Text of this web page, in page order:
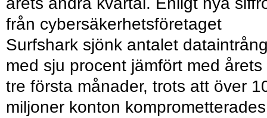
från cybersäkerhetsföretaget
Surfshark sjönk antalet
med sju procent jämfört med årets
tre första månader, trots att över
miljoner konton komprometterades